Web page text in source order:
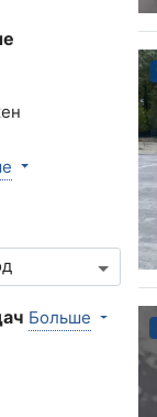
Больше